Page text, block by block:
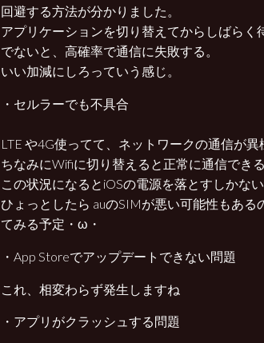
回避する方法が分かりました。
アプリケーションを切り替えてからしばらく
でないと、高確率で通信に失敗する。
いい加減にしろっていう感じ。
・セルラーでも不具合
LTE や4G使ってて、ネットワークの通信が異
ちなみにWifiに切り替えると正常に通信できる
この状況になるとiOSの電源を落とすしかない
ひょっとしたら auのSIMが悪い可能性もあ
てみる予定・ω・
・App Storeでアップデートできない問題
これ、相変わらず発生しますね
・アプリがクラッシュする問題